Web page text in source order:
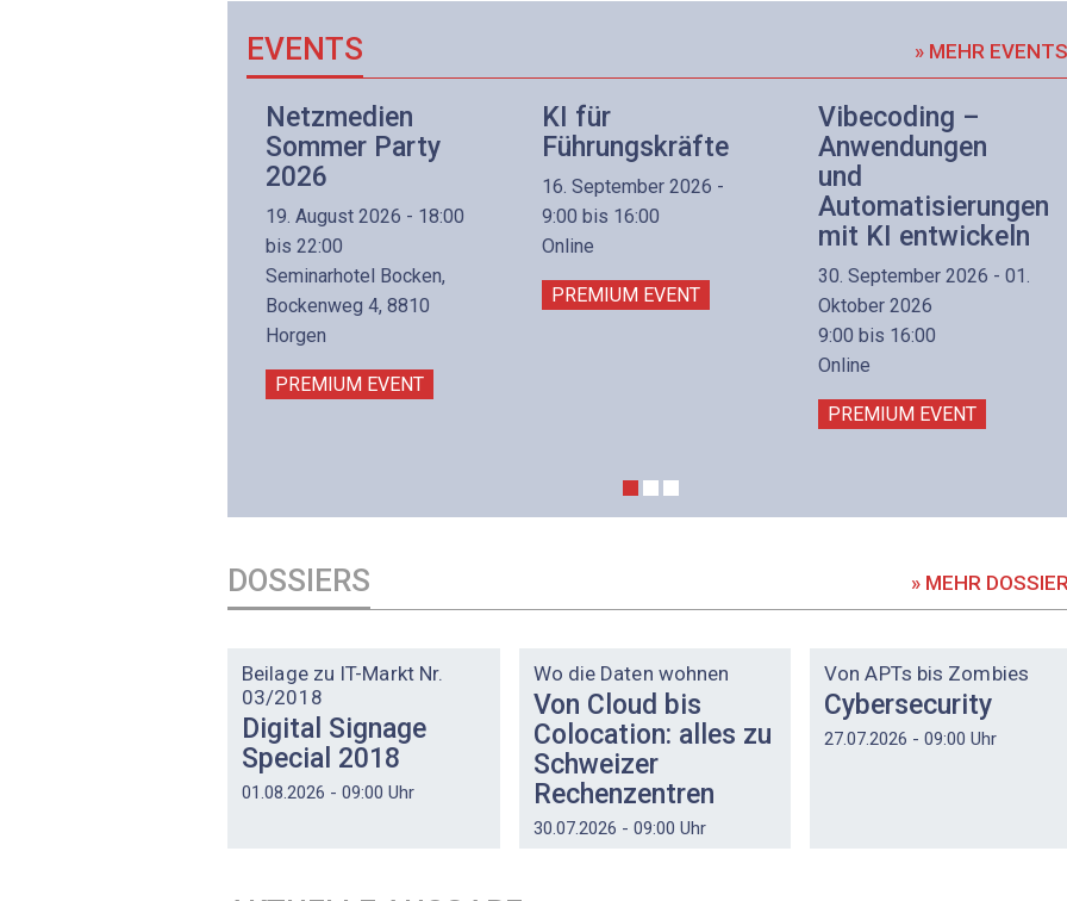
EVENTS » MEHR EVENTS
Netzmedien
Sommer Party
2026
19. August 2026 - 18:00
bis 22:00
Seminarhotel Bocken,
Bockenweg 4, 8810
Horgen
PREMIUM EVENT
KI für
Führungskräfte
16. September 2026 -
9:00 bis 16:00
Online
PREMIUM EVENT
Vibecoding –
Anwendungen
und
Automatisierungen
mit KI entwickeln
30. September 2026 - 01.
Oktober 2026
9:00 bis 16:00
Online
PREMIUM EVENT
DOSSIERS » MEHR
Beilage zu IT-Markt Nr.
03/2018
Digital Signage
Special 2018
01.08.2026 - 09:00 Uhr
Wo die Daten wohnen
Von Cloud bis
Colocation: alles zu
Schweizer
Rechenzentren
30.07.2026 - 09:00 Uhr
Von APTs bis Zombies
Cybersecurity
27.07.2026 - 09:00 Uhr